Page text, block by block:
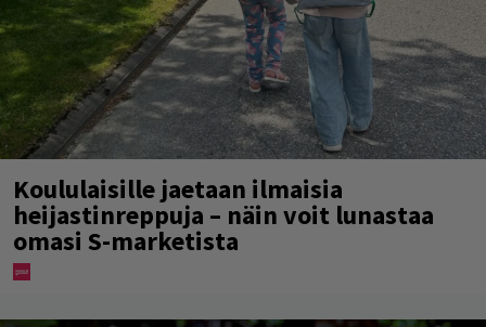
Koululaisille jaetaan ilmaisia
heijastinreppuja – näin voit lunastaa
omasi S-marketista